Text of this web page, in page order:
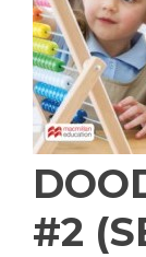
#2